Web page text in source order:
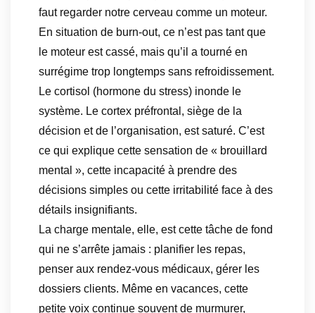
faut regarder notre cerveau comme un moteur.
En situation de burn-out, ce n’est pas tant que
le moteur est cassé, mais qu’il a tourné en
surrégime trop longtemps sans refroidissement.
Le cortisol (hormone du stress) inonde le
système. Le cortex préfrontal, siège de la
décision et de l’organisation, est saturé. C’est
ce qui explique cette sensation de « brouillard
mental », cette incapacité à prendre des
décisions simples ou cette irritabilité face à des
détails insignifiants.
La charge mentale, elle, est cette tâche de fond
qui ne s’arrête jamais : planifier les repas,
penser aux rendez-vous médicaux, gérer les
dossiers clients. Même en vacances, cette
petite voix continue souvent de murmurer,